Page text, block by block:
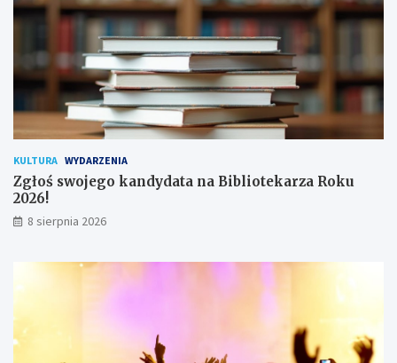
ż
o
n
i
ó
w
KULTURA WYDARZENIA
Zgłoś swojego kandydata na Bibliotekarza Roku
2026!
8 sierpnia 2026